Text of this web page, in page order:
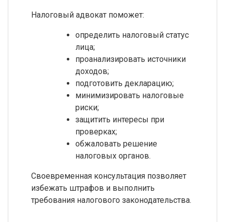
Налоговый адвокат поможет:
определить налоговый статус
лица;
проанализировать источники
доходов;
подготовить декларацию;
минимизировать налоговые
риски;
защитить интересы при
проверках;
обжаловать решение
налоговых органов.
Своевременная консультация позволяет
избежать штрафов и выполнить
требования налогового законодательства.